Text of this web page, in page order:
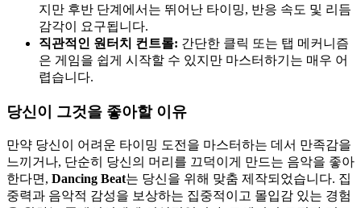
지만 후반 단계에서는 뛰어난 타이밍, 반응 속도 및 리듬
감각이 요구됩니다.
직관적인 원터치 컨트롤: 간단한 클릭 또는 탭 메커니즘
은 게임을 쉽게 시작할 수 있지만 마스터하기는 매우 어
렵습니다.
당신이 그것을 좋아할 이유
만약 당신이 어려운 타이밍 도전을 마스터하는 데서 만족감을
느끼거나, 단순히 당신의 머리를 끄덕이게 만드는 음악을 좋아
한다면, Dancing Beat는 당신을 위해 맞춤 제작되었습니다. 집
중력과 음악적 감성을 보상하는 집중적이고 몰입감 있는 경험